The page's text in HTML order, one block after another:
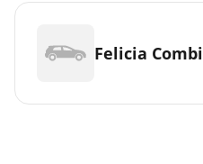
Felicia Combi